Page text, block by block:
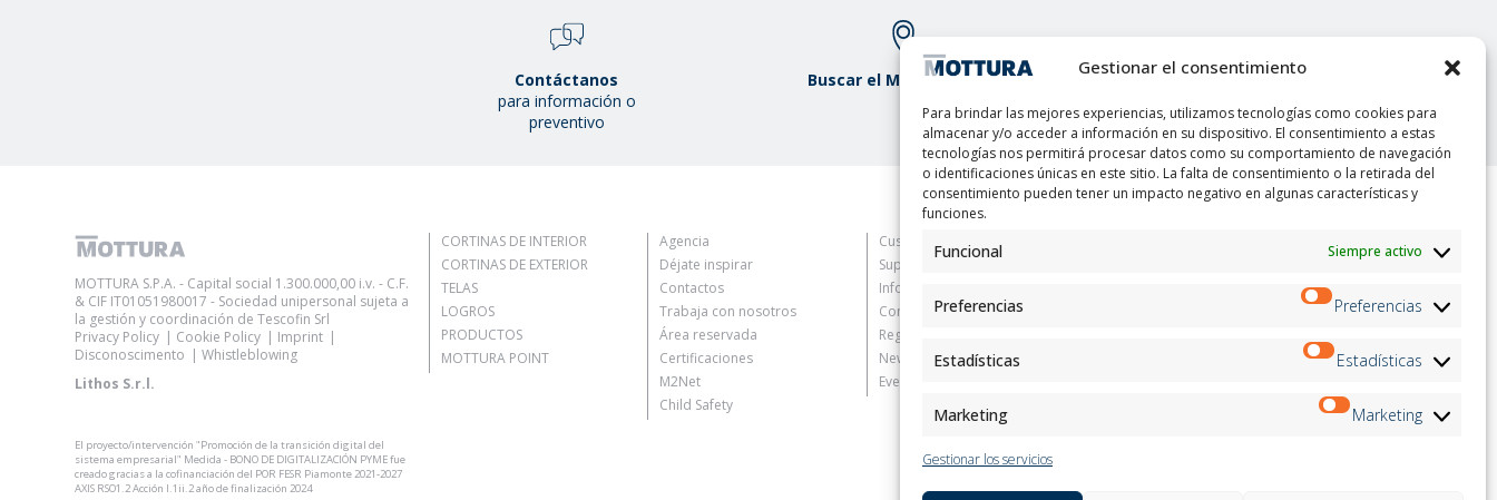
Gestionar el consentimiento
Para brindar las mejores experiencias, utilizamos tecnologías como cookies para
almacenar y/o acceder a información en su dispositivo. El consentimiento a estas
tecnologías nos permitirá procesar datos como su comportamiento de navegación
o identificaciones únicas en este sitio. La falta de consentimiento o la retirada del
consentimiento pueden tener un impacto negativo en algunas características y
funciones.
Funcional Siempre activo
Preferencias Preferencias
Estadísticas Estadísticas
Marketing Marketing
Gestionar los servicios
Contáctanos
para información o
preventivo
Buscar el Mottura Point
MOTTURA S.P.A. - Capital social 1.300.000,00 i.v. - C.F.
& CIF IT01051980017 - Sociedad unipersonal sujeta a
la gestión y coordinación de Tescofin Srl
Privacy Policy
Cookie Policy
Imprint
Disconoscimento
Whistleblowing
Lithos S.r.l.
El proyecto/intervención "Promoción de la transición digital del
sistema empresarial" Medida - BONO DE DIGITALIZACIÓN PYME fue
creado gracias a la cofinanciación del POR FESR Piamonte 2021-2027
AXIS RSO1.2 Acción I.1ii.2 año de finalización 2024
CORTINAS DE INTERIOR
CORTINAS DE EXTERIOR
TELAS
LOGROS
PRODUCTOS
MOTTURA POINT
Agencia
Déjate inspirar
Contactos
Trabaja con nosotros
Área reservada
Certificaciones
M2Net
Child Safety
Customer Information
Supplier Information
Information for Candidates
Contact Information
Register Information
Newsletter Information
Events Information